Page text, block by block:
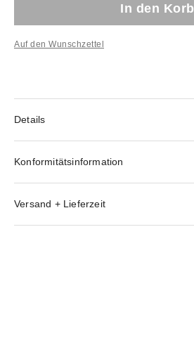
In den Korb
Auf den Wunschzettel
Details
Konformitätsinformation
Versand + Lieferzeit